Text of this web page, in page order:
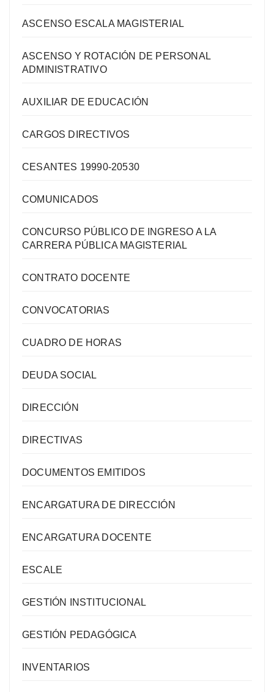
ASCENSO ESCALA MAGISTERIAL
ASCENSO Y ROTACIÓN DE PERSONAL
ADMINISTRATIVO
AUXILIAR DE EDUCACIÓN
CARGOS DIRECTIVOS
CESANTES 19990-20530
COMUNICADOS
CONCURSO PÚBLICO DE INGRESO A LA
CARRERA PÚBLICA MAGISTERIAL
CONTRATO DOCENTE
CONVOCATORIAS
CUADRO DE HORAS
DEUDA SOCIAL
DIRECCIÓN
DIRECTIVAS
DOCUMENTOS EMITIDOS
ENCARGATURA DE DIRECCIÓN
ENCARGATURA DOCENTE
ESCALE
GESTIÓN INSTITUCIONAL
GESTIÓN PEDAGÓGICA
INVENTARIOS